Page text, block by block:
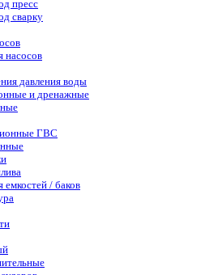
пресс
сварку
насосов
давления воды
и дренажные
ГВС
/ баков